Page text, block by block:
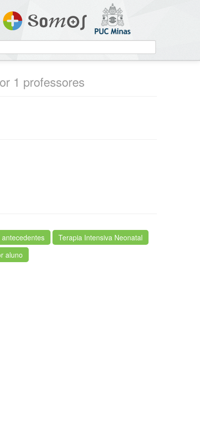
1 professores
antecedentes
Terapia Intensiva Neonatal
aluno